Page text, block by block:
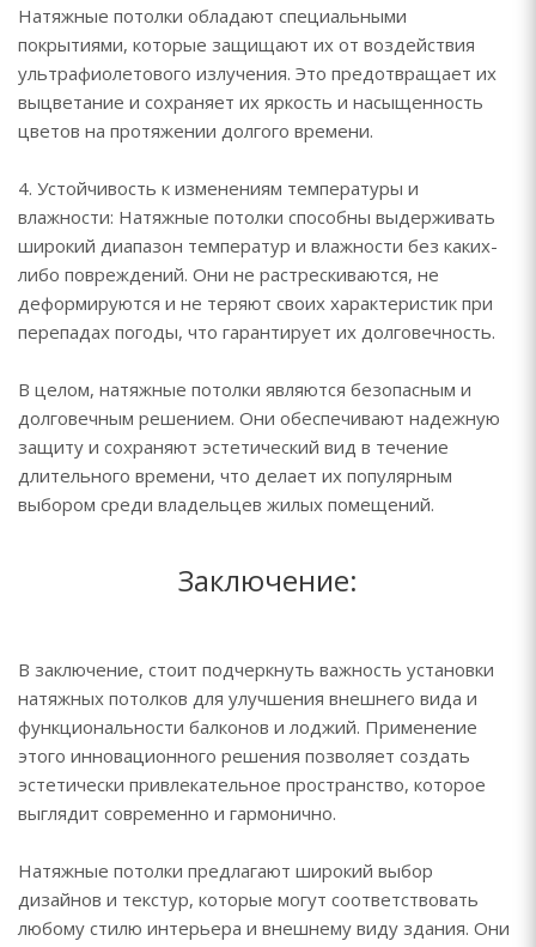
Натяжные потолки обладают специальными
покрытиями, которые защищают их от воздействия
ультрафиолетового излучения. Это предотвращает их
выцветание и сохраняет их яркость и насыщенность
цветов на протяжении долгого времени.
4. Устойчивость к изменениям температуры и
влажности: Натяжные потолки способны выдерживать
широкий диапазон температур и влажности без каких-
либо повреждений. Они не растрескиваются, не
деформируются и не теряют своих характеристик при
перепадах погоды, что гарантирует их долговечность.
В целом, натяжные потолки являются безопасным и
долговечным решением. Они обеспечивают надежную
защиту и сохраняют эстетический вид в течение
длительного времени, что делает их популярным
выбором среди владельцев жилых помещений.
Заключение:
В заключение, стоит подчеркнуть важность установки
натяжных потолков для улучшения внешнего вида и
функциональности балконов и лоджий. Применение
этого инновационного решения позволяет создать
эстетически привлекательное пространство, которое
выглядит современно и гармонично.
Натяжные потолки предлагают широкий выбор
дизайнов и текстур, которые могут соответствовать
любому стилю интерьера и внешнему виду здания. Они